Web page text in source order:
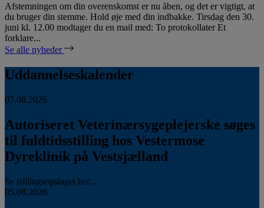
Afstemningen om din overenskomst er nu åben, og det er vigtigt, at
du bruger din stemme. Hold øje med din indbakke. Tirsdag den 30.
juni kl. 12.00 modtager du en mail med: To protokollater Et
forklare...
Se alle nyheder
Uddannelseskalender
07.08.2026
Autoriseret Veterinærsygeplejerske søges
til fuldtidsstilling hos Vestermose
Dyreklinik på Vestsjælland
Se stillingsopslaget her...
05.08.2026